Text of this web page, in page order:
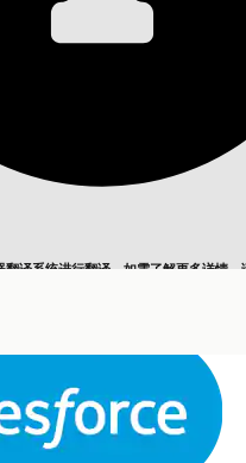
翻译系统进行翻译。如需了解更多详情，